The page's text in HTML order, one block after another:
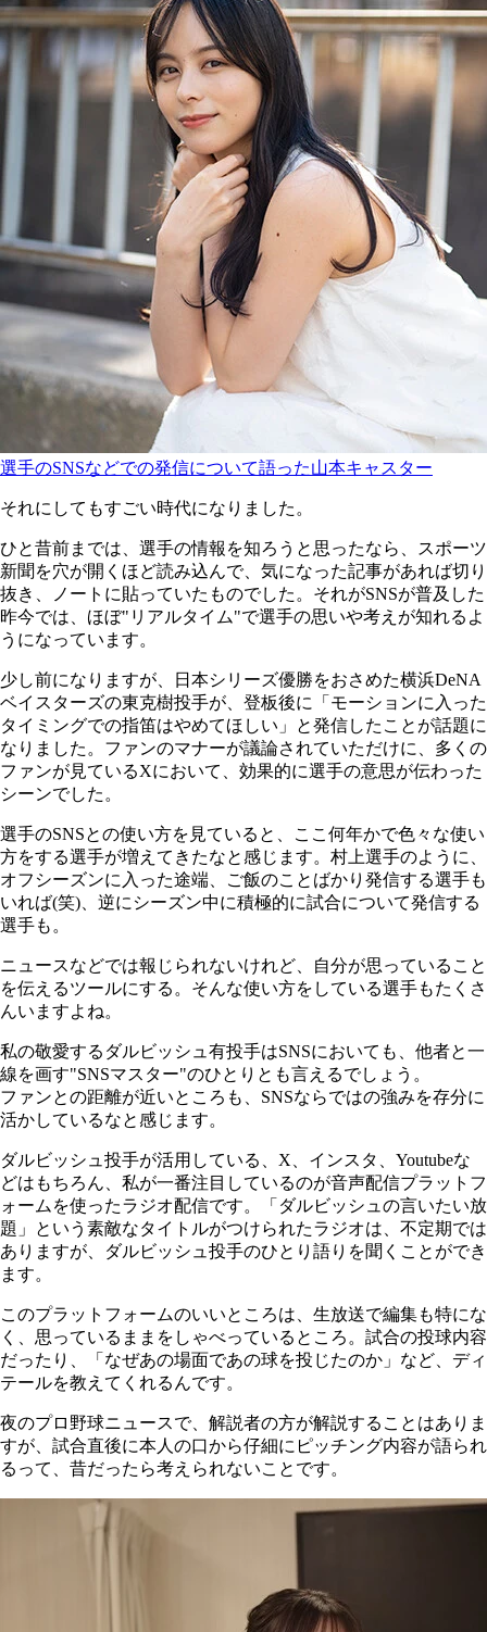
選手のSNSなどでの発信について語った山本キャスター
それにしてもすごい時代になりました。
ひと昔前までは、選手の情報を知ろうと思ったなら、スポーツ
新聞を穴が開くほど読み込んで、気になった記事があれば切り
抜き、ノートに貼っていたものでした。それがSNSが普及した
昨今では、ほぼ"リアルタイム"で選手の思いや考えが知れるよ
うになっています。
少し前になりますが、日本シリーズ優勝をおさめた横浜DeNA
ベイスターズの東克樹投手が、登板後に「モーションに入った
タイミングでの指笛はやめてほしい」と発信したことが話題に
なりました。ファンのマナーが議論されていただけに、多くの
ファンが見ているXにおいて、効果的に選手の意思が伝わった
シーンでした。
選手のSNSとの使い方を見ていると、ここ何年かで色々な使い
方をする選手が増えてきたなと感じます。村上選手のように、
オフシーズンに入った途端、ご飯のことばかり発信する選手も
いれば(笑)、逆にシーズン中に積極的に試合について発信する
選手も。
ニュースなどでは報じられないけれど、自分が思っていること
を伝えるツールにする。そんな使い方をしている選手もたくさ
んいますよね。
私の敬愛するダルビッシュ有投手はSNSにおいても、他者と一
線を画す"SNSマスター"のひとりとも言えるでしょう。
ファンとの距離が近いところも、SNSならではの強みを存分に
活かしているなと感じます。
ダルビッシュ投手が活用している、X、インスタ、Youtubeな
どはもちろん、私が一番注目しているのが音声配信プラットフ
ォームを使ったラジオ配信です。「ダルビッシュの言いたい放
題」という素敵なタイトルがつけられたラジオは、不定期では
ありますが、ダルビッシュ投手のひとり語りを聞くことができ
ます。
このプラットフォームのいいところは、生放送で編集も特にな
く、思っているままをしゃべっているところ。試合の投球内容
だったり、「なぜあの場面であの球を投じたのか」など、ディ
テールを教えてくれるんです。
夜のプロ野球ニュースで、解説者の方が解説することはありま
すが、試合直後に本人の口から仔細にピッチング内容が語られ
るって、昔だったら考えられないことです。